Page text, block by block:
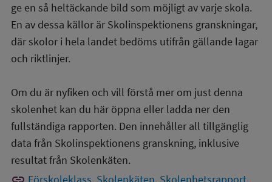
ge en så heltäckande bild som möjligt av varje skola.
En av dessa källor är Skolinspektionens granskningar,
där skolor i hela landet bedöms utifrån gällande lagar
och riktlinjer.
Om du är nyfiken och vill förstå mer om just denna
skolenhet kan du här öppna eller ladda ner den
fullständiga rapporten. Den innehåller all tillgänglig
data från Skolinspektionens granskning, inklusive
resultat från Skolenkäten.